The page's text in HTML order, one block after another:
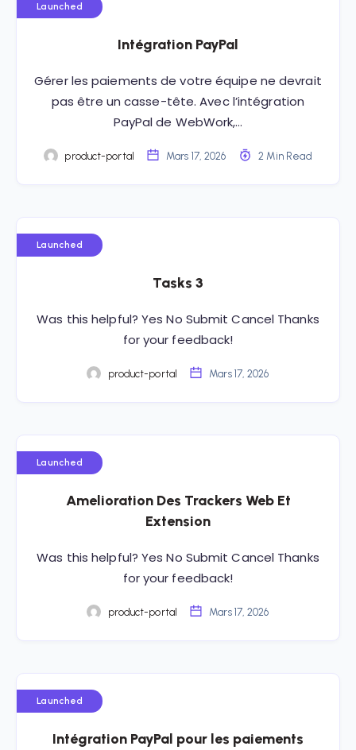
Launched
Intégration PayPal
Gérer les paiements de votre équipe ne devrait
pas être un casse-tête. Avec l’intégration
PayPal de WebWork,…
product-portal Mars 17, 2026 2 Min Read
Launched
Tasks 3
Was this helpful? Yes No Submit Cancel Thanks
for your feedback!
product-portal Mars 17, 2026
Launched
Amelioration Des Trackers Web Et
Extension
Was this helpful? Yes No Submit Cancel Thanks
for your feedback!
product-portal Mars 17, 2026
Launched
Intégration PayPal pour les paiements